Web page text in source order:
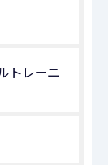
トレーニ